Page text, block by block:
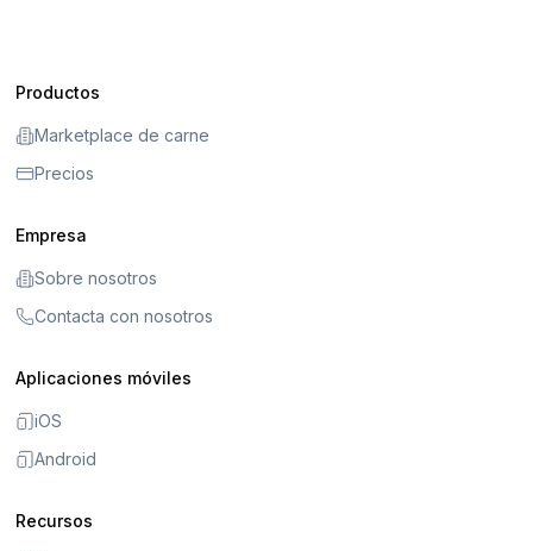
Productos
Marketplace de carne
Precios
Empresa
Sobre nosotros
Contacta con nosotros
Aplicaciones móviles
iOS
Android
Recursos